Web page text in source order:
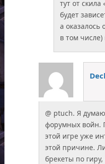
тут от
будет
а оказалось
в том
@ ptuch. Я
форумных войн.
этой игре уже
этой причине.
брекеты по